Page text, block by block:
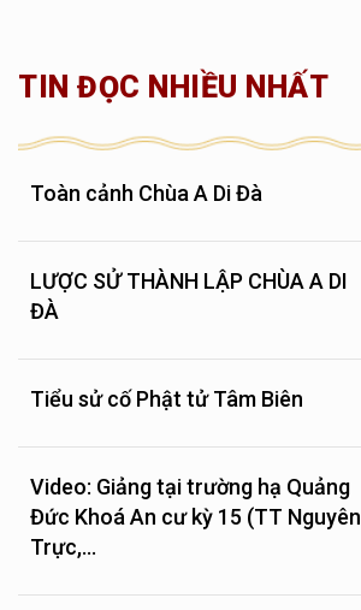
TIN ĐỌC NHIỀU NHẤT
Toàn cảnh Chùa A Di Đà
LƯỢC SỬ THÀNH LẬP CHÙA A DI
ĐÀ
Tiểu sử cố Phật tử Tâm Biên
Video: Giảng tại trường hạ Quảng
Đức Khoá An cư kỳ 15 (TT Nguyên
Trực,...